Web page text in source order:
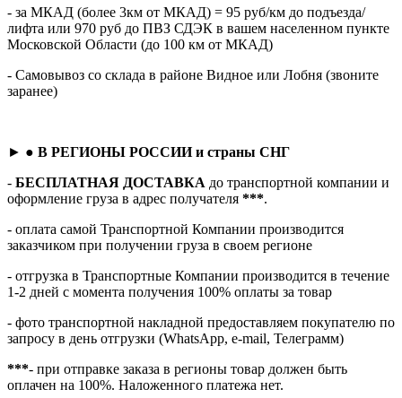
- за МКАД (более 3км от МКАД) = 95 руб/км до подъезда/
лифта или 970 руб до ПВЗ СДЭК в вашем населенном пункте
Московской Области (до 100 км от МКАД)
- Самовывоз со склада в районе Видное или Лобня (звоните
заранее)
► ● В РЕГИОНЫ РОССИИ и страны СНГ
- БЕСПЛАТНАЯ ДОСТАВКА до транспортной компании и
оформление груза в адрес получателя ***.
- оплата самой Транспортной Компании производится
заказчиком при получении груза в своем регионе
- отгрузка в Транспортные Компании производится в течение
1-2 дней с момента получения 100% оплаты за товар
- фото транспортной накладной предоставляем покупателю по
запросу в день отгрузки (WhatsApp, e-mail, Телеграмм)
***- при отправке заказа в регионы товар должен быть
оплачен на 100%. Наложенного платежа нет.